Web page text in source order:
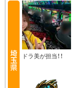
ドラ美が担当！！